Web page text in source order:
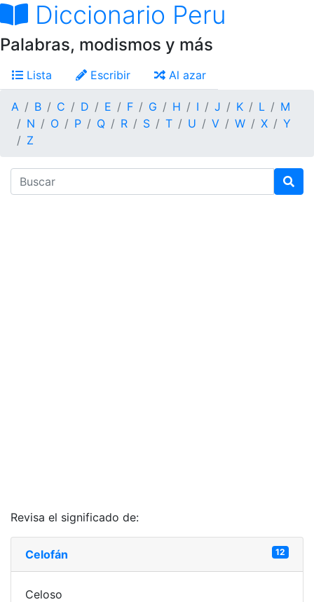
Diccionario Peru
Palabras, modismos y más
Lista Escribir Al azar
A B C D E F G H I J K L
M
N
O P Q R S T U V W X
Y
Z
Revisa el significado de:
Celofán 12
Celoso